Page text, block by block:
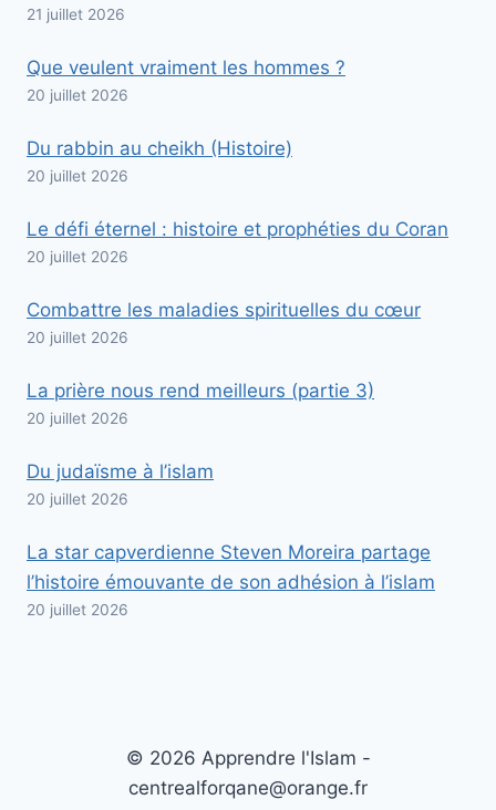
21 juillet 2026
Que veulent vraiment les hommes ?
20 juillet 2026
Du rabbin au cheikh (Histoire)
20 juillet 2026
Le défi éternel : histoire et prophéties du Coran
20 juillet 2026
Combattre les maladies spirituelles du cœur
20 juillet 2026
La prière nous rend meilleurs (partie 3)
20 juillet 2026
Du judaïsme à l’islam
20 juillet 2026
La star capverdienne Steven Moreira partage
l’histoire émouvante de son adhésion à l’islam
20 juillet 2026
© 2026 Apprendre l'Islam -
centrealforqane@orange.fr